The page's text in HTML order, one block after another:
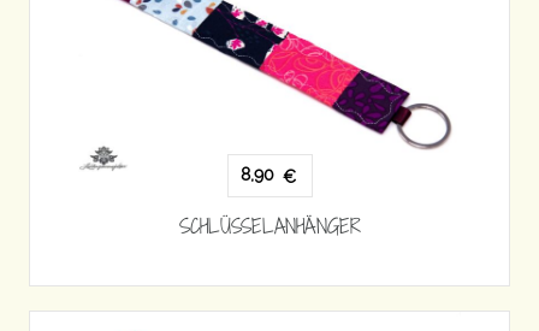
8,90 €
SCHLÜSSELANHÄNGER